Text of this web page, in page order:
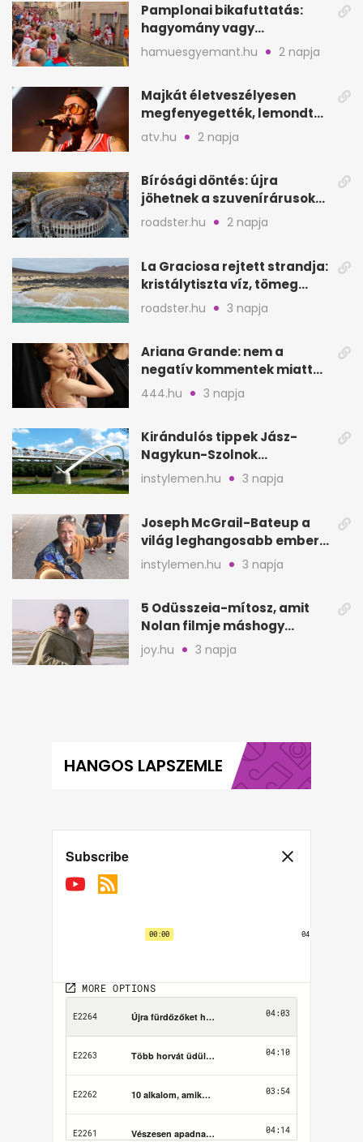
Pamplonai bikafuttatás:
hagyomány vagy
értelmetlen vérontás?
hamuesgyemant.hu 2 napja
Majkát életveszélyesen
megfenyegették, lemondta
a sepsiszentgyörgyi
atv.hu 2 napja
Bírósági döntés: újra
jöhetnek a szuvenírárusok
Európa ikonikus helyére
roadster.hu 2 napja
La Graciosa rejtett strandja:
kristálytiszta víz, tömeg
nélkül
roadster.hu 3 napja
Ariana Grande: nem a
negatív kommentek miatt
vonul vissza
444.hu 3 napja
Kirándulós tippek Jász-
Nagykun-Szolnok
megyében: 6 kihagyhatatlan
hely
instylemen.hu 3 napja
Joseph McGrail-Bateup a
világ leghangosabb embere
lett Ausztráliából
instylemen.hu 3 napja
5 Odüsszeia-mítosz, amit
Nolan filmje máshogy
mutat, mint Homérosz
joy.hu 3 napja
HANGOS LAPSZEMLE